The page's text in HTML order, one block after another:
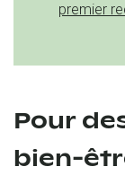
premier
Pour
bien-